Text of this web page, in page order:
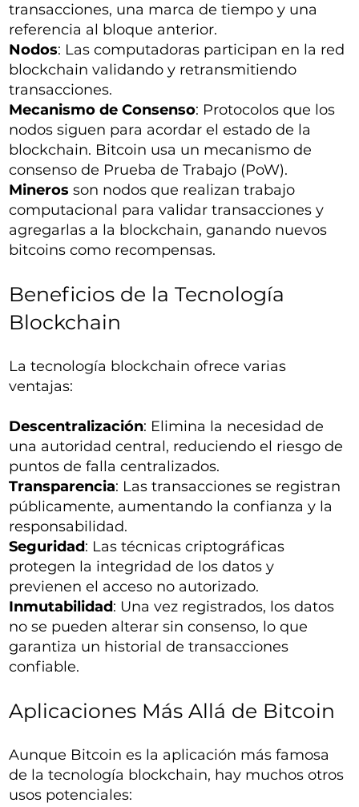
transacciones, una marca de tiempo y una
referencia al bloque anterior.
Nodos: Las computadoras participan en la red
blockchain validando y retransmitiendo
transacciones.
Mecanismo de Consenso: Protocolos que los
nodos siguen para acordar el estado de la
blockchain. Bitcoin usa un mecanismo de
consenso de Prueba de Trabajo (PoW).
Mineros son nodos que realizan trabajo
computacional para validar transacciones y
agregarlas a la blockchain, ganando nuevos
bitcoins como recompensas.
Beneficios de la Tecnología
Blockchain
La tecnología blockchain ofrece varias
ventajas:
Descentralización: Elimina la necesidad de
una autoridad central, reduciendo el riesgo de
puntos de falla centralizados.
Transparencia: Las transacciones se registran
públicamente, aumentando la confianza y la
responsabilidad.
Seguridad: Las técnicas criptográficas
protegen la integridad de los datos y
previenen el acceso no autorizado.
Inmutabilidad: Una vez registrados, los datos
no se pueden alterar sin consenso, lo que
garantiza un historial de transacciones
confiable.
Aplicaciones Más Allá de Bitcoin
Aunque Bitcoin es la aplicación más famosa
de la tecnología blockchain, hay muchos otros
usos potenciales: